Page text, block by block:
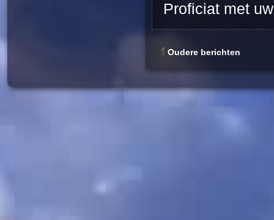
Proficiat met
Oudere berichten